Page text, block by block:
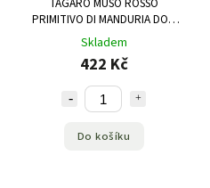
PRIMITIVO DI MANDURIA DOP
0,75 L
Skladem
422 Kč
Do košíku